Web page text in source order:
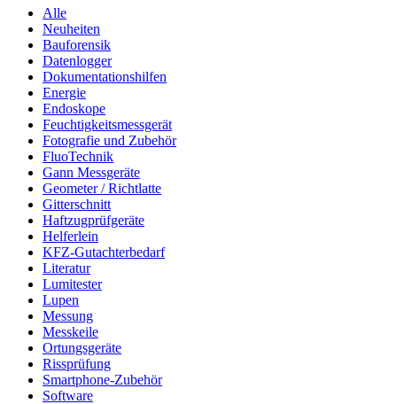
Alle
Neuheiten
Bauforensik
Datenlogger
Dokumentationshilfen
Energie
Endoskope
Feuchtigkeitsmessgerät
Fotografie und Zubehör
FluoTechnik
Gann Messgeräte
Geometer / Richtlatte
Gitterschnitt
Haftzugprüfgeräte
Helferlein
KFZ-Gutachterbedarf
Literatur
Lumitester
Lupen
Messung
Messkeile
Ortungsgeräte
Rissprüfung
Smartphone-Zubehör
Software